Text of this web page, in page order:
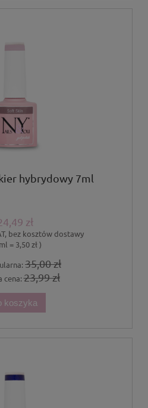
hybrydowy 7ml
zł
bez kosztów dostawy
= 3,50 zł )
35,00 zł
cena:23,99 zł
koszyka